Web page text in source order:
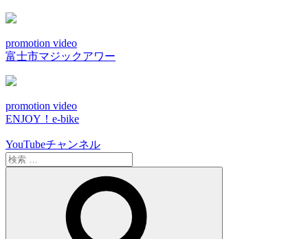
promotion video
富士市マジックアワー
promotion video
ENJOY！e-bike
YouTubeチャンネル
検
索: